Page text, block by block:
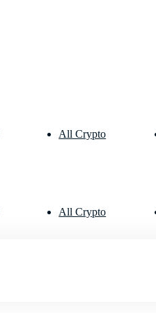
All Crypto
All Crypto